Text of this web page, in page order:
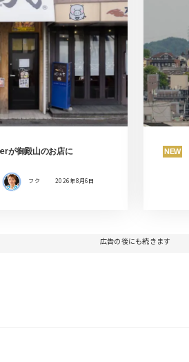
が御殿山のお店に
フク 2026年8月6日
NEW
広告の後にも続きます